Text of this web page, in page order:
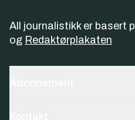
All journalistikk er basert
og Redaktørplakaten